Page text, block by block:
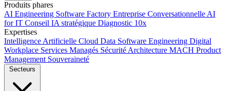
Produits phares
AI Engineering Software Factory Entreprise Conversationnelle AI
for IT Conseil IA stratégique Diagnostic 10x
Expertises
Intelligence Artificielle Cloud Data Software Engineering Digital
Workplace Services Managés Sécurité Architecture MACH Product
Management Souveraineté
Secteurs